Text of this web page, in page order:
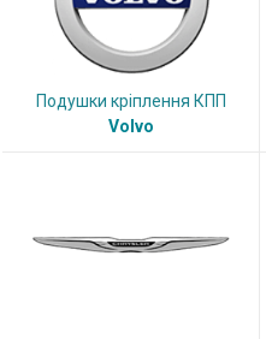
Подушки кріплення КПП
Volvo